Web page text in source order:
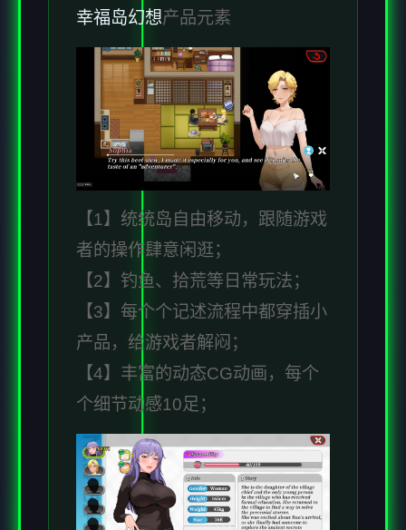
幸福岛幻想产品元素
【1】统统岛自由移动，跟随游戏
者的操作肆意闲逛；
【2】钓鱼、拾荒等日常玩法；
【3】每个个记述流程中都穿插小
产品，给游戏者解闷；
【4】丰富的动态CG动画，每个
个细节动感10足；